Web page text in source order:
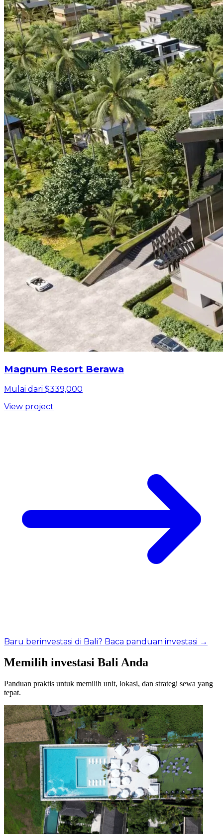
Magnum Resort Berawa
Mulai dari $339,000
View project
Baru berinvestasi di Bali? Baca panduan investasi →
Memilih investasi Bali Anda
Panduan praktis untuk memilih unit, lokasi, dan strategi sewa yang
tepat.